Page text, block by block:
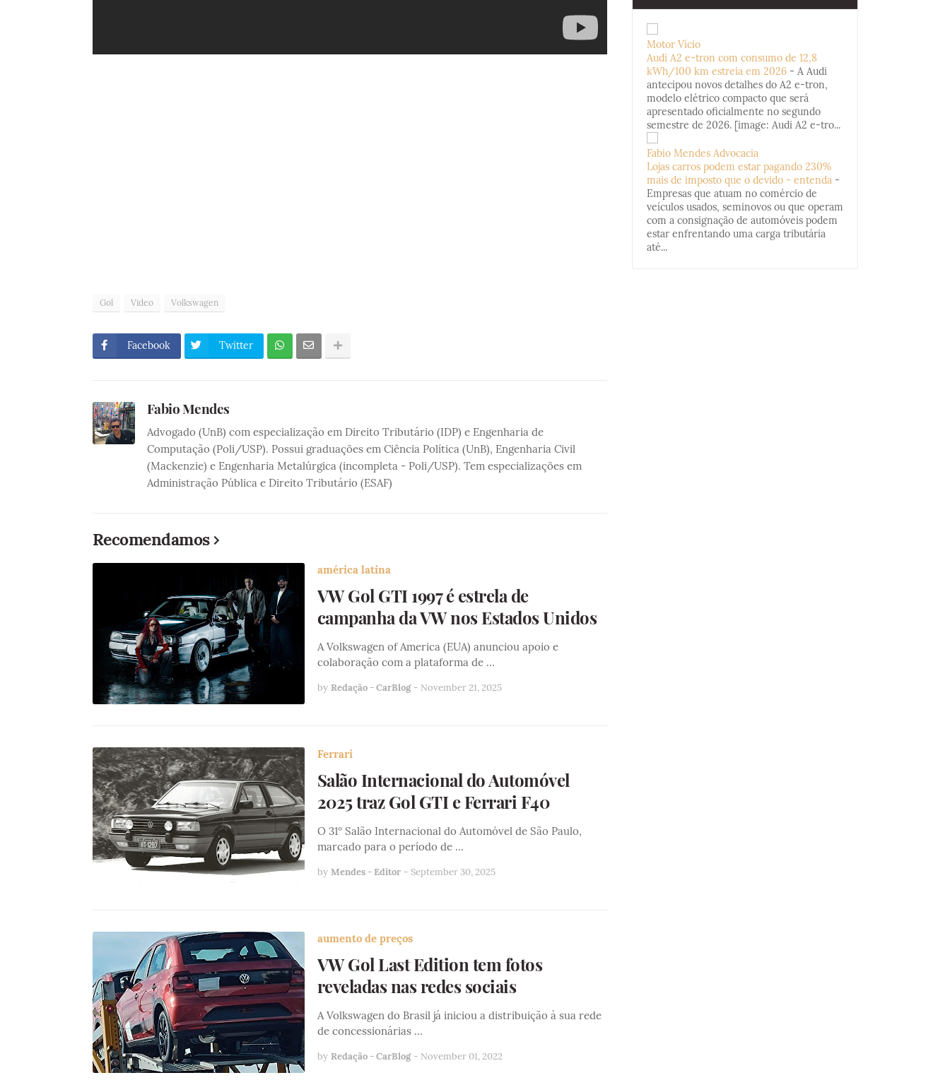
Gol Video Volkswagen
Facebook Twitter
Fabio Mendes
Advogado (UnB) com especialização em Direito Tributário (IDP) e Engenharia de
Computação (Poli/USP). Possui graduações em Ciência Política (UnB), Engenharia Civil
(Mackenzie) e Engenharia Metalúrgica (incompleta - Poli/USP). Tem especializações em
Administração Pública e Direito Tributário (ESAF)
Recomendamos
américa latina
VW Gol GTI 1997 é estrela de
campanha da VW nos Estados Unidos
A Volkswagen of America (EUA) anunciou apoio e
colaboração com a plataforma de …
by Redação - CarBlog - November 21, 2025
Ferrari
Salão Internacional do Automóvel
2025 traz Gol GTI e Ferrari F40
O 31º Salão Internacional do Automóvel de São Paulo,
marcado para o período de …
by Mendes - Editor - September 30, 2025
aumento de preços
VW Gol Last Edition tem fotos
reveladas nas redes sociais
A Volkswagen do Brasil já iniciou a distribuição à sua rede
de concessionárias …
by Redação - CarBlog - November 01, 2022
Motor Vício
Audi A2 e-tron com consumo de 12,8
kWh/100 km estreia em 2026 - A Audi
antecipou novos detalhes do A2 e-tron,
modelo elétrico compacto que será
apresentado oficialmente no segundo
semestre de 2026. [image: Audi A2 e-tro...
Fabio Mendes Advocacia
Lojas carros podem estar pagando 230%
mais de imposto que o devido - entenda -
Empresas que atuam no comércio de
veículos usados, seminovos ou que operam
com a consignação de automóveis podem
estar enfrentando uma carga tributária
até...